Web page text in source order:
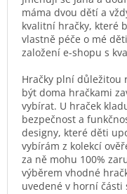
máma dvou dětí a
kvalitní hračky, které
vlastně péče o mé
založení e-shopu s
Hračky plní důležitou
být doma hračkami
vybírat. U hraček
bezpečnost a
designy, které děti
vybírám z kolekcí
za ně mohu 100%
výběrem vhodné
uvedené v horní části